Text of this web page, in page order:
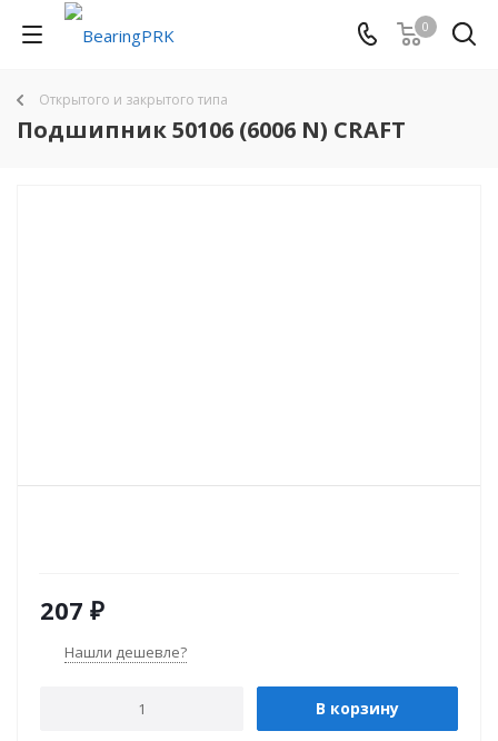
0
Открытого и закрытого типа
Подшипник 50106 (6006 N) CRAFT
207 ₽
Нашли дешевле?
В корзину